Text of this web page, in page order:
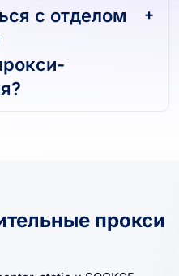
с отделом
прокси